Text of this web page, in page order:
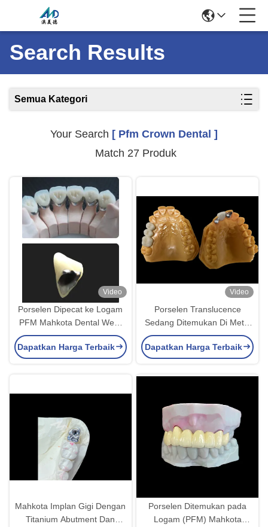
Search Results
Semua Kategori
Your Search [ Pfm Crown Dental ]
Match 27 Produk
Video
Porselen Dipecat ke Logam
PFM Mahkota Dental Wear
Resistance Untuk Restorasi
Kedokteran Gigi
Dapatkan Harga Terbaik
Video
Porselen Translucence
Sedang Ditemukan Di Metal
PFM Crown, PFM Keramik
Crown
Dapatkan Harga Terbaik
Mahkota Implan Gigi Dengan
Titanium Abutment Dan
Porselen Ditemukan pada
Logam (PFM) Mahkota